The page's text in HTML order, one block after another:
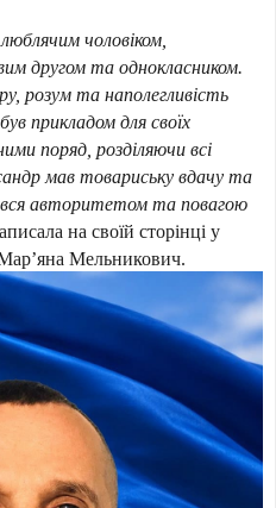
чоловіком,
другом та однокласником.
розум та наполегливість
прикладом для своїх
поряд, розділяючи всі
мав товариську вдачу та
авторитетом та повагою
на своїй сторінці у
Мельникович.